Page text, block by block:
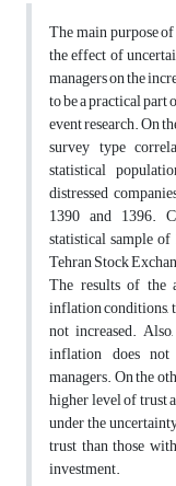
The main purpose
the effect of
managers on the
to be a practical
event research. On
survey type
statistical
distressed
1390 and 1396.
statistical sample
Tehran Stock
The results of the
inflation conditions,
not increased.
inflation does
managers. On the
higher level of trust
under the
trust than those
investment.